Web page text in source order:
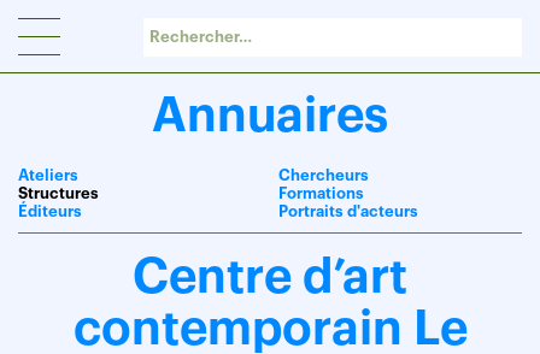
Annuaires
Ateliers
Structures
Éditeurs
Chercheurs
Formations
Portraits d'acteurs
Centre d’art
contemporain Le